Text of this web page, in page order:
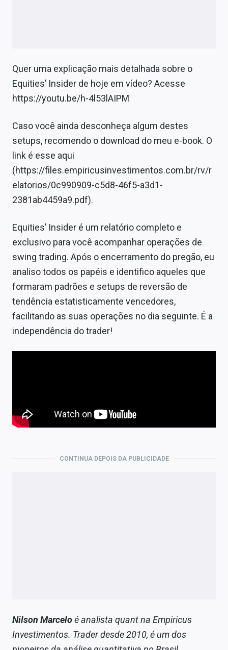
Quer uma explicação mais detalhada sobre o
Equities’ Insider de hoje em vídeo? Acesse
https://youtu.be/h-4l53lAIPM
Caso você ainda desconheça algum destes
setups, recomendo o download do meu e-book. O
link é esse aqui
(https://files.empiricusinvestimentos.com.br/rv/r
elatorios/0c990909-c5d8-46f5-a3d1-
2381ab4459a9.pdf).
Equities’ Insider é um relatório completo e
exclusivo para você acompanhar operações de
swing trading. Após o encerramento do pregão, eu
analiso todos os papéis e identifico aqueles que
formaram padrões e setups de reversão de
tendência estatisticamente vencedores,
facilitando as suas operações no dia seguinte. É a
independência do trader!
CONTINUA DEPOIS DA PUBLICIDADE
Nilson Marceloé analista quant na Empiricus
Investimentos. Trader desde 2010, é um dos